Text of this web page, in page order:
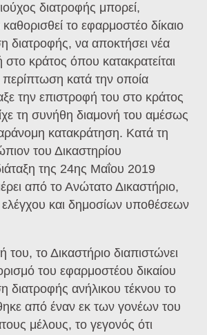
διατροφής μπορεί,
το εφαρμοστέο δίκαιο
διατροφής, να αποκτήσει νέα
κράτος όπου κατακρατείται
κατά την οποία
την επιστροφή του στο κράτος
τη συνήθη διαμονή του αμέσως
κατακράτηση. Κατά τη
του Δικαστηρίου
της 24ης Μαΐου 2019
από το Ανώτατο Δικαστήριο,
ελέγχου και δημοσίων υποθέσεων
το Δικαστήριο διαπιστώνει
του εφαρμοστέου δικαίου
διατροφής ανήλικου τέκνου το
από έναν εκ των γονέων του
μέλους, το γεγονός ότι